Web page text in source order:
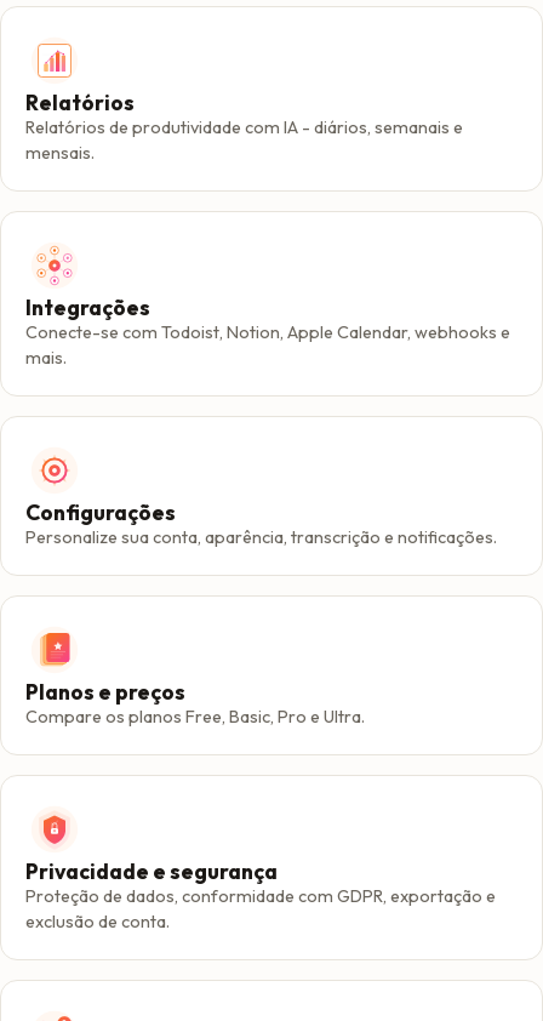
Relatórios
Relatórios de produtividade com IA - diários, semanais e
mensais.
Integrações
Conecte-se com Todoist, Notion, Apple Calendar, webhooks e
mais.
Configurações
Personalize sua conta, aparência, transcrição e notificações.
Planos e preços
Compare os planos Free, Basic, Pro e Ultra.
Privacidade e segurança
Proteção de dados, conformidade com GDPR, exportação e
exclusão de conta.